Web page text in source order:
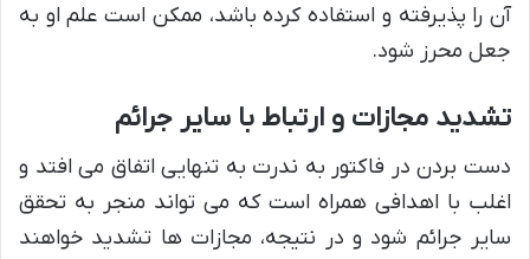
آن را پذیرفته و استفاده کرده باشد، ممکن است علم او به
جعل محرز شود.
تشدید مجازات و ارتباط با سایر جرائم
دست بردن در فاکتور به ندرت به تنهایی اتفاق می افتد و
اغلب با اهدافی همراه است که می تواند منجر به تحقق
سایر جرائم شود و در نتیجه، مجازات ها تشدید خواهند